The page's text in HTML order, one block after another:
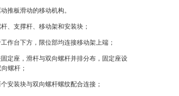
推板滑动的移动机构。
、支撑杆、移动架和安装块；
作台下方，限位部均连接移动架上端；
定座，滑杆与双向螺杆并排分布，固定座设
螺杆；
安装块与双向螺杆螺纹配合连接；